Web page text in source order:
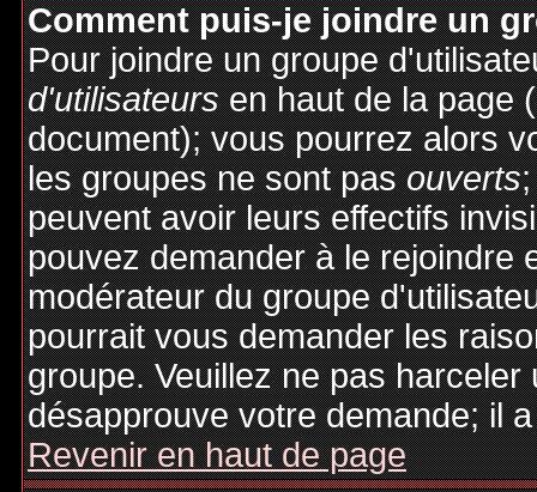
Comment puis-je joindre un
Pour joindre un groupe
d'utilisateursen haut de la page
document); vous pourrez alors
les groupes ne sont pasouverts
peuvent avoir leurs effectifs
pouvez demander à le rejoindre
modérateur du groupe
pourrait vous demander les
groupe. Veuillez ne pas
désapprouve votre demande; il
Revenir en haut de page